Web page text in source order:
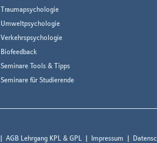
Traumapsychologie
Umweltpsychologie
Verkehrspsychologie
Biofeedback
Seminare Tools & Tipps
Seminare für Studierende
AGB Lehrgang KPL & GPL Impressum